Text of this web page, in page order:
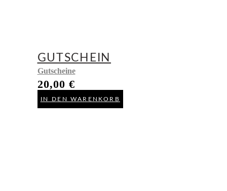
GUTSCHEIN
Gutscheine
20,00€
IN DEN WARENKORB